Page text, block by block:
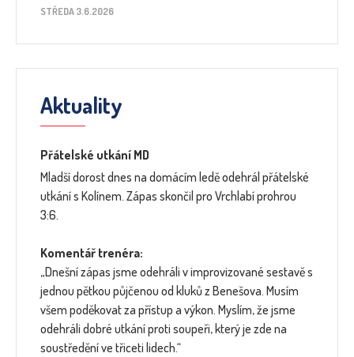
STŘEDA 3.6.2026
Aktuality
Přátelské utkání MD
Mladší dorost dnes na domácím ledě odehrál přátelské
utkání s Kolínem. Zápas skončil pro Vrchlabí prohrou
3:6.
Komentář trenéra:
„Dnešní zápas jsme odehráli v improvizované sestavě s
jednou pětkou půjčenou od kluků z Benešova. Musím
všem poděkovat za přístup a výkon. Myslím, že jsme
odehráli dobré utkání proti soupeři, který je zde na
soustředění ve třiceti lidech.“